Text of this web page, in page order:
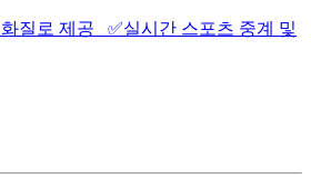
질로 제공 ✅실시간 스포츠 중계 및